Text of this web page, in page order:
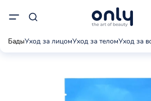
БадыУход за лицомУход за теломУход за